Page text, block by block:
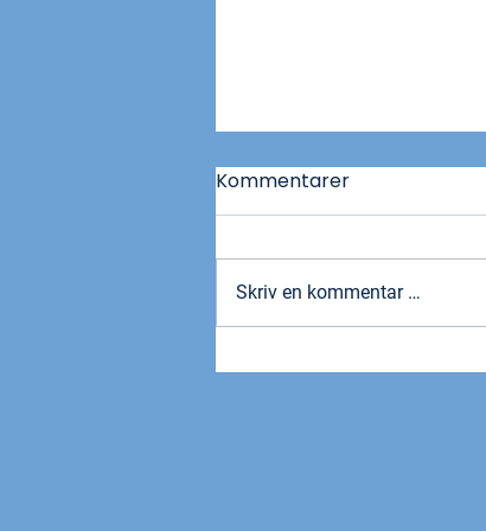
Viktig informasjon om
Kommentarer
Skriv en kommentar …